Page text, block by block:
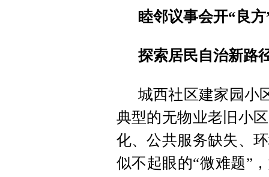
睦邻议事会开“良方
探索居民自治新路
城西社区建家园小
典型的无物业老旧小
化、公共服务缺失、
似不起眼的“微难题”